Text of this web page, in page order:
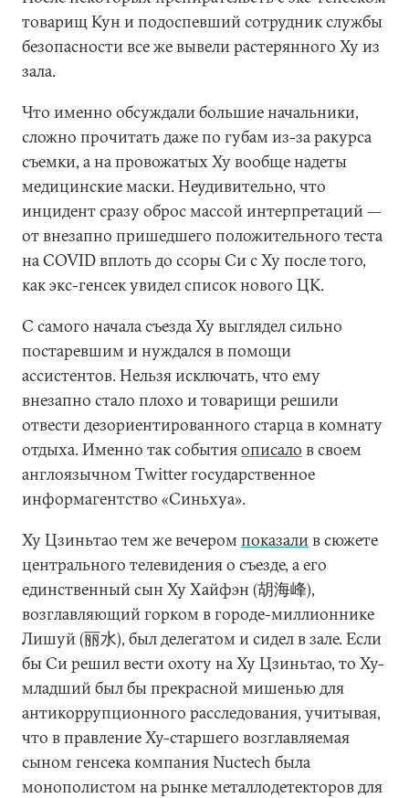
товарищ Кун и подоспевший сотрудник службы
безопасности все же вывели растерянного Ху из
зала.
Что именно обсуждали большие начальники,
сложно прочитать даже по губам из-за ракурса
съемки, а на провожатых Ху вообще надеты
медицинские маски. Неудивительно, что
инцидент сразу оброс массой интерпретаций —
от внезапно пришедшего положительного теста
на COVID вплоть до ссоры Си с Ху после того,
как экс-генсек увидел список нового ЦК.
С самого начала съезда Ху выглядел сильно
постаревшим и нуждался в помощи
ассистентов. Нельзя исключать, что ему
внезапно стало плохо и товарищи решили
отвести дезориентированного старца в комнату
отдыха. Именно так событияописало в своем
англоязычном Twitter государственное
информагентство «Синьхуа».
Ху Цзиньтао тем же вечером показалив сюжете
центрального телевидения о съезде, а его
единственный сын Ху Хайфэн (胡海峰),
возглавляющий горком в городе-миллионнике
Лишуй (丽水), был делегатом и сидел в зале. Если
бы Си решил вести охоту на Ху Цзиньтао, то Ху-
младший был бы прекрасной мишенью для
антикоррупционного расследования, учитывая,
что в правление Ху-старшего возглавляемая
сыном генсека компания Nuctech была
монополистом на рынке металлодетекторов для